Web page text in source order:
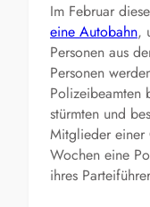
Im Februar
eine Autobahn,
Personen aus
Personen
Polizeibeamten
stürmten und
Mitglieder einer
Wochen eine
ihres